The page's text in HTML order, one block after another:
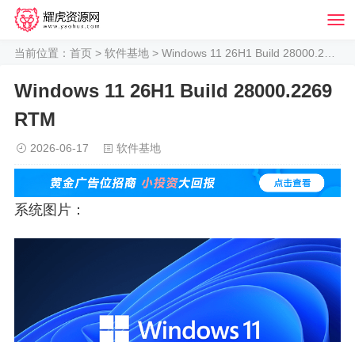
当前位置： 首页 > 软件基地 > Windows 11 26H1 Build 28000.2269 RTM
Windows 11 26H1 Build 28000.2269
RTM
2026-06-17 软件基地
系统图片：